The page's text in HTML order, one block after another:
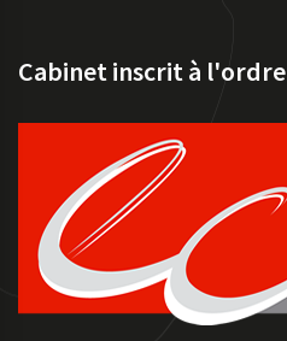
Cabinet inscrit à l'ordre